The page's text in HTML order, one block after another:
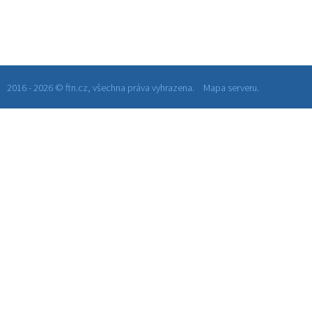
2016 - 2026 © ftn.cz, všechna práva vyhrazena. Mapa serveru.